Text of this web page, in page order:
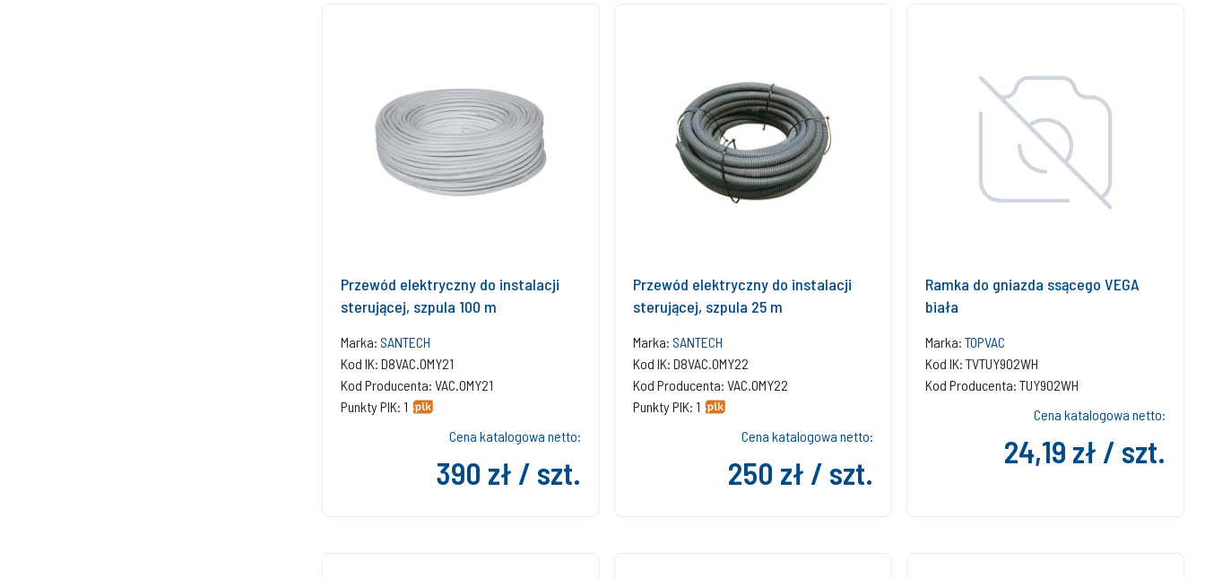
Przewód elektryczny do instalacji
sterującej, szpula 100 m
Marka: SANTECH
Kod IK: D8VAC.OMY21
Kod Producenta: VAC.OMY21
Punkty PIK: 1
Cena katalogowa netto:
390 zł / szt.
Przewód elektryczny do instalacji
sterującej, szpula 25 m
Marka: SANTECH
Kod IK: D8VAC.OMY22
Kod Producenta: VAC.OMY22
Punkty PIK: 1
Cena katalogowa netto:
250 zł / szt.
Ramka do gniazda ssącego VEGA
biała
Marka: TOPVAC
Kod IK: TVTUY902WH
Kod Producenta: TUY902WH
Cena katalogowa netto:
24,19 zł / szt.